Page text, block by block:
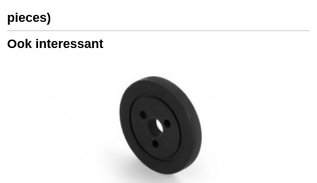
Productcode leverancier
03005
Bruto gewicht
pieces)
Ook interessant